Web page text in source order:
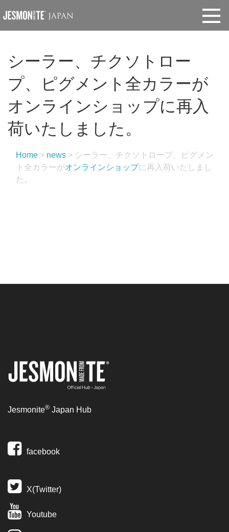
シーラー、チクソトロー
プ、ピグメント全カラーが
オンラインショップに再入
荷いたしました。
Home > news > シーラー、チクソトロープ、ピグメン
ト全カラーがオンラインショップに再入荷いたしまし
た。
Jesmonite® Japan Hub
facebook
X(Twitter)
Youtube